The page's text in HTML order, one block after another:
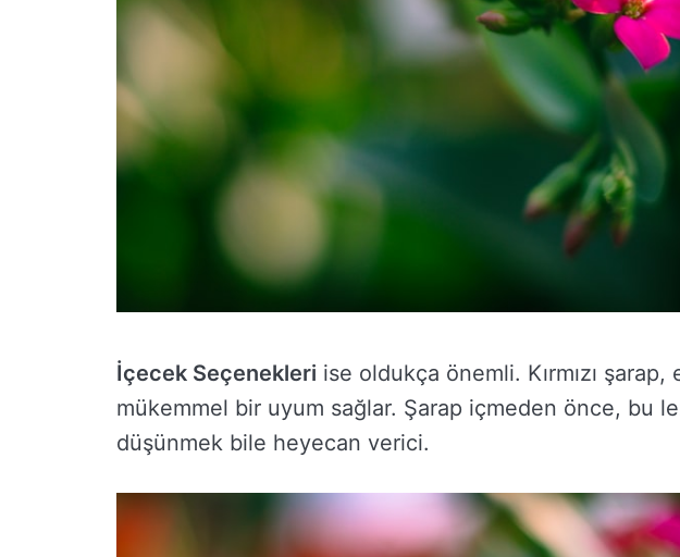
İçecek Seçenekleri ise oldukça önemli. Kırmızı
mükemmel bir uyum sağlar. Şarap içmeden önce, bu
düşünmek bile heyecan verici.